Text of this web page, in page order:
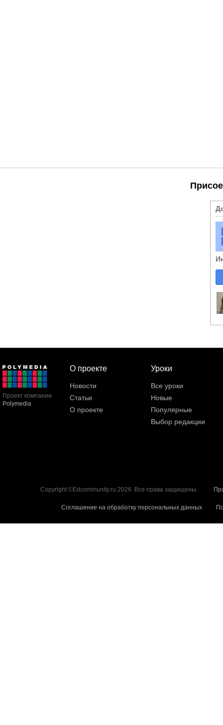
Проект компании
Polymedia
О проекте
Новости
Статьи
О проекте
Уроки
Все уроки
Новые
Популярные
Выбор редакции
Copyright ©Edcommunity.ru 2026. Все права защищены.
Соглашение на обработку персональных данных